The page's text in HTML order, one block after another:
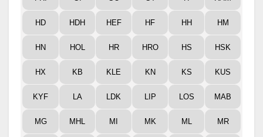
HD HDH HEF HF HH HM
HN HOL HR HRO HS HSK
HX KB KLE KN KS KUS
KYF LA LDK LIP LOS MAB
MG MHL MI MK ML MR